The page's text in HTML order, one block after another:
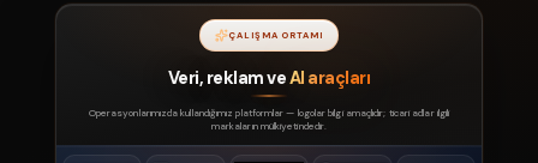
ÇALIŞMA ORTAMI
Veri, reklam veAI araçları
Operasyonlarımızda kullandığımız platformlar — logolar bilgi amaçlıdır; ticari adlar ilgili
markaların mülkiyetindedir.